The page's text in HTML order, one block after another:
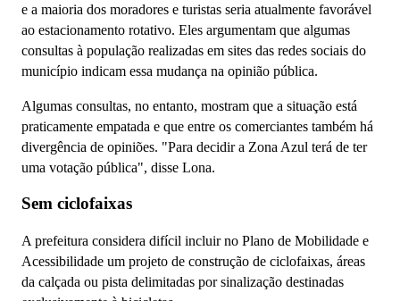
e a maioria dos moradores e turistas seria atualmente favorável
ao estacionamento rotativo. Eles argumentam que algumas
consultas à população realizadas em sites das redes sociais do
município indicam essa mudança na opinião pública.
Algumas consultas, no entanto, mostram que a situação está
praticamente empatada e que entre os comerciantes também há
divergência de opiniões. "Para decidir a Zona Azul terá de ter
uma votação pública", disse Lona.
Sem ciclofaixas
A prefeitura considera difícil incluir no Plano de Mobilidade e
Acessibilidade um projeto de construção de ciclofaixas, áreas
da calçada ou pista delimitadas por sinalização destinadas